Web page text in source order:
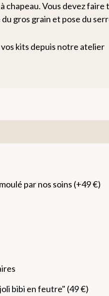
chapeau. Vous devez faire
gros grain et pose du
kits depuis notre atelier
par nos soins (+49 €)
bibi en feutre" (49 €)